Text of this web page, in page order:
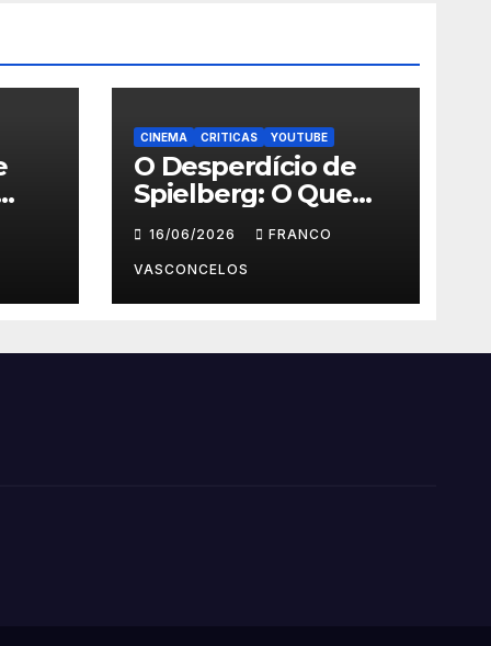
CINEMA CRITICAS YOUTUBE
O Desperdício de
Spielberg: O Que
Aconteceu em Dia
D?16/06/2026 FRANCO
VASCONCELOS